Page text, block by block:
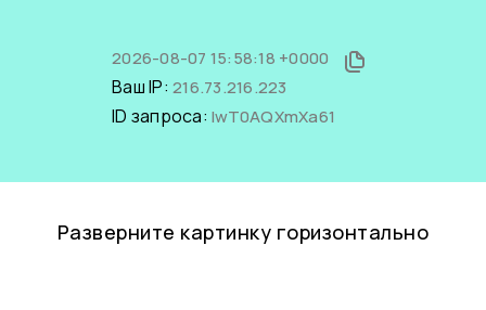
2026-08-07 15:58:18 +0000
Ваш IP: 216.73.216.223
ID запроса: IwT0AQXmXa61
Разверните картинку горизонтально